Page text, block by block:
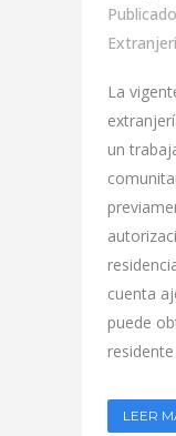
La
un
cuenta
puede
LEER